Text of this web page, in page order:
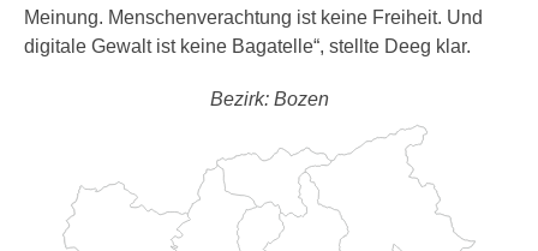
Meinung. Menschenverachtung ist keine Freiheit. Und
digitale Gewalt ist keine Bagatelle“, stellte Deeg klar.
Bezirk: Bozen